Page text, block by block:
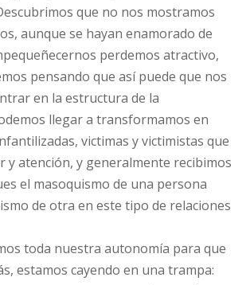
que no nos mostramos
aunque se hayan enamorado de
perdemos atractivo,
pensando que así puede que nos
en la estructura de la
llegar a transformamos en
victimas y victimistas que
y atención, y generalmente recibimos
el masoquismo de una persona
de otra en este tipo de relaciones
toda nuestra autonomía para que
estamos cayendo en una trampa: